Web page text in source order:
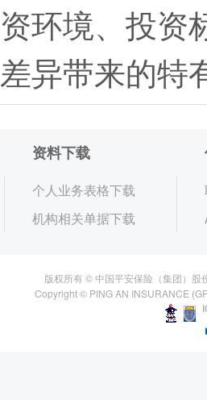
资环境、投资
差异带来的特
资料下载
个人业务表格下载
机构相关单据下载
版权所有 © 中国平安保险（集团）股
Copyright © PING AN INSURANCE